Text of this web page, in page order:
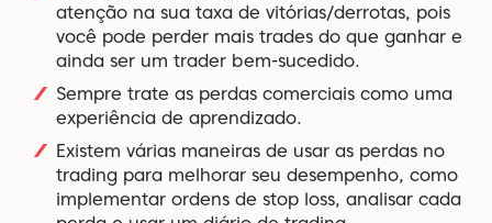
atenção na sua taxa de vitórias/derrotas, pois
você pode perder mais trades do que ganhar e
ainda ser um trader bem-sucedido.
Sempre trate as perdas comerciais como uma
experiência de aprendizado.
Existem várias maneiras de usar as perdas no
trading para melhorar seu desempenho, como
implementar ordens de stop loss, analisar cada